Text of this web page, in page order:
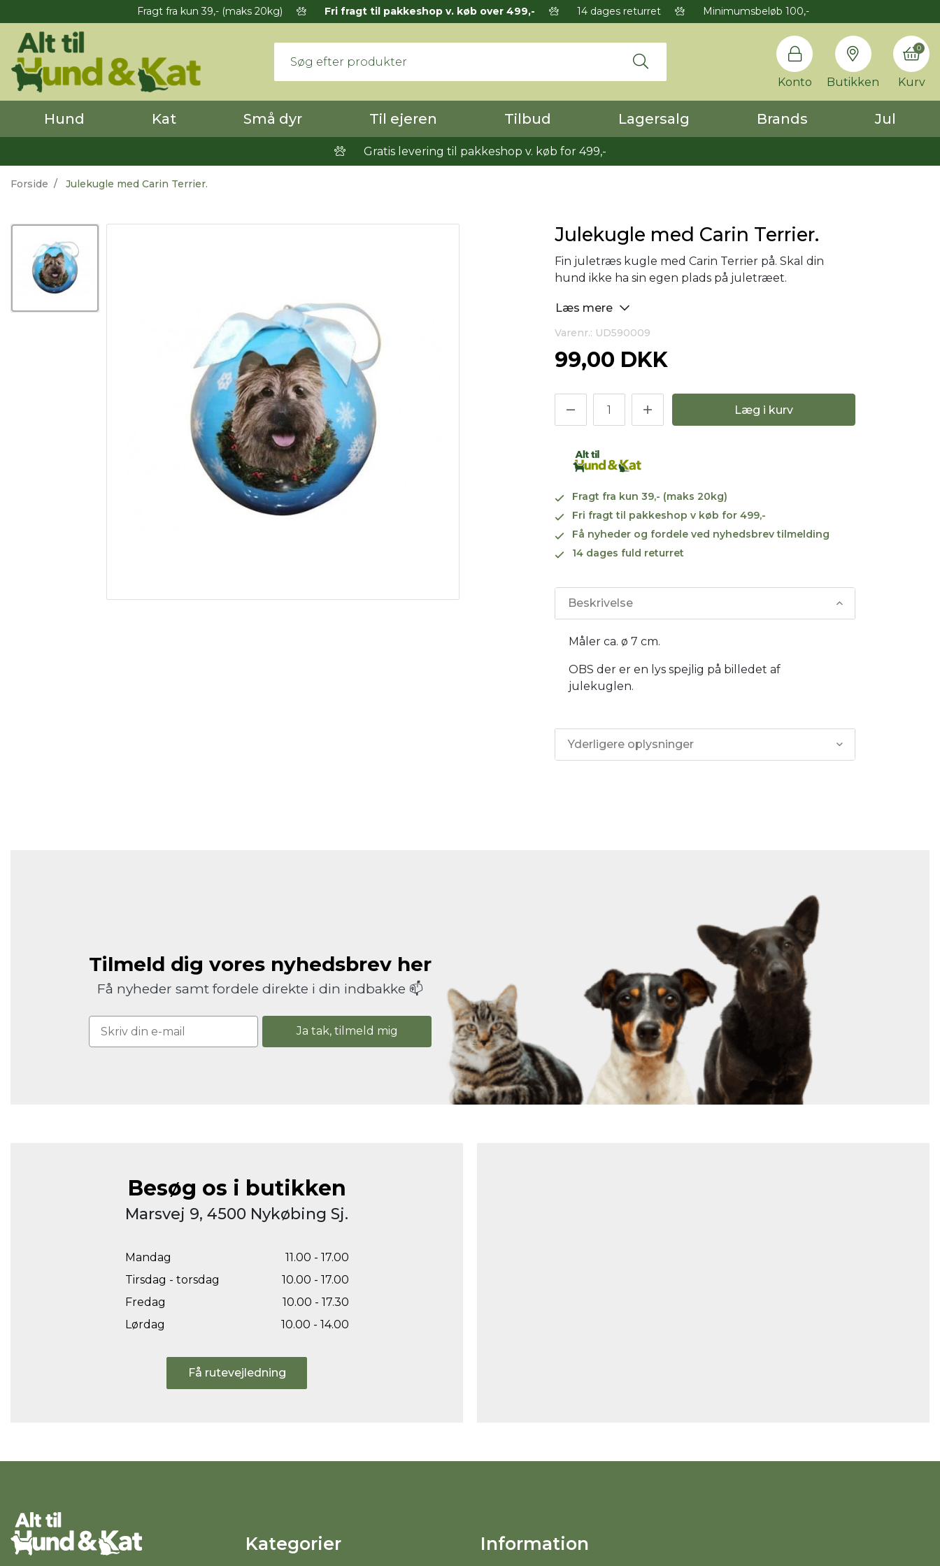
Fragt fra kun 39,- (maks 20kg) Fri fragt til pakkeshop v. køb over 499,- 14 dages returret Minimumsbeløb 100,-
Konto Butikken Kurv
0
Hund Kat Små dyr Til ejeren Tilbud Lagersalg Brands Jul
Gratis levering til pakkeshop v. køb for 499,-
Forside Julekugle med Carin Terrier.
Julekugle med Carin Terrier.
Fin juletræs kugle med Carin Terrier på. Skal din
hund ikke ha sin egen plads på juletræet.
Læs mere
Varenr.: UD590009
99,00 DKK
Læg i kurv
Fragt fra kun 39,- (maks 20kg)
Fri fragt til pakkeshop v køb for 499,-
Få nyheder og fordele ved nyhedsbrev tilmelding
14 dages fuld returret
Beskrivelse
Måler ca. ø 7 cm.
OBS der er en lys spejlig på billedet af
julekuglen.
Yderligere oplysninger
Tilmeld dig vores nyhedsbrev her
Få nyheder samt fordele direkte i din indbakke 📫
Ja tak, tilmeld mig
Besøg os i butikken
Marsvej 9, 4500 Nykøbing Sj.
Mandag
11.00 - 17.00
Tirsdag - torsdag
10.00 - 17.00
Fredag
10.00 - 17.30
Lørdag
10.00 - 14.00
Få rutevejledning
Kategorier Information